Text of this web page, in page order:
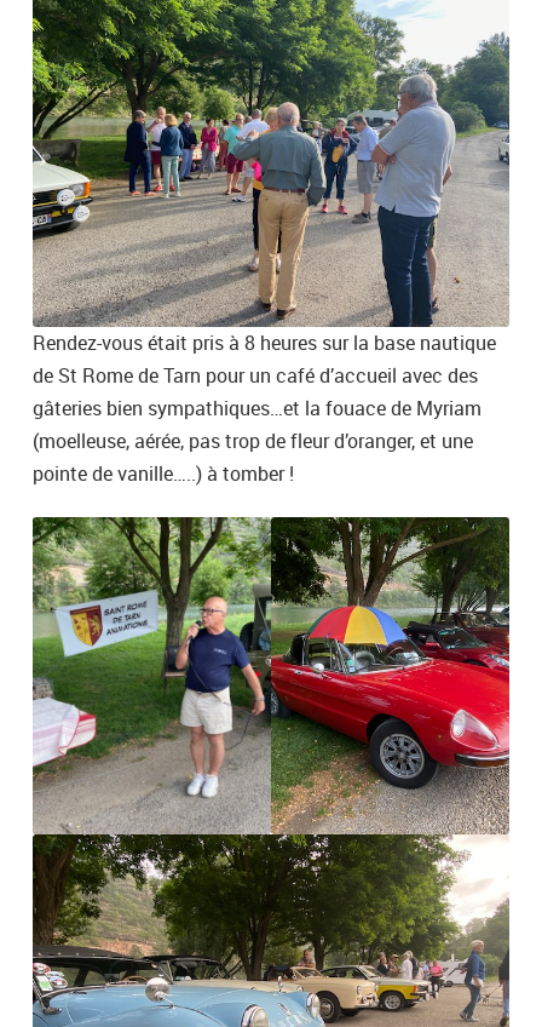
Rendez-vous était pris à 8 heures sur la base nautique
de St Rome de Tarn pour un café d’accueil avec des
gâteries bien sympathiques…et la fouace de Myriam
(moelleuse, aérée, pas trop de fleur d’oranger, et une
pointe de vanille…..) à tomber !